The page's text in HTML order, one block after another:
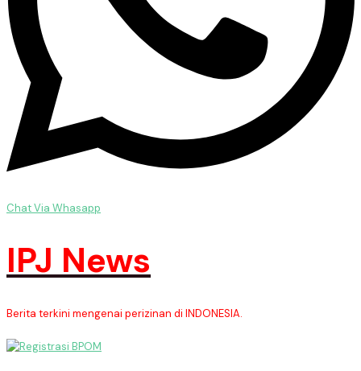
Chat Via Whasapp
IPJ News
Berita terkini mengenai perizinan di INDONESIA.